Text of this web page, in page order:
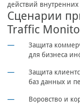
действий
Сценарии
Traffic
Защита
для бизнеса
Защита
баз данных и
Воровство и